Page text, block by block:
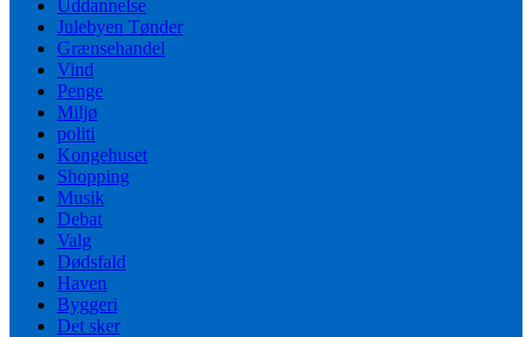
Uddannelse
Julebyen Tønder
Grænsehandel
Vind
Penge
Miljø
politi
Kongehuset
Shopping
Musik
Debat
Valg
Dødsfald
Haven
Byggeri
Det sker